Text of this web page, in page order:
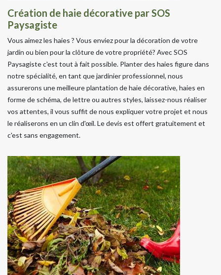
Création de haie décorative par SOS
Paysagiste
Vous aimez les haies ? Vous enviez pour la décoration de votre
jardin ou bien pour la clôture de votre propriété? Avec SOS
Paysagiste c'est tout à fait possible. Planter des haies figure dans
notre spécialité, en tant que jardinier professionnel, nous
assurerons une meilleure plantation de haie décorative, haies en
forme de schéma, de lettre ou autres styles, laissez-nous réaliser
vos attentes, il vous suffit de nous expliquer votre projet et nous
le réaliserons en un clin d'œil. Le devis est offert gratuitement et
c'est sans engagement.